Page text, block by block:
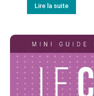
Lire la suite